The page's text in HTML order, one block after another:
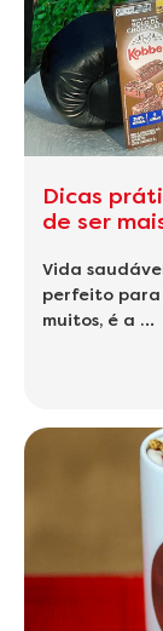
Dicas
de ser
Vida
perfeito para
muitos, é a …